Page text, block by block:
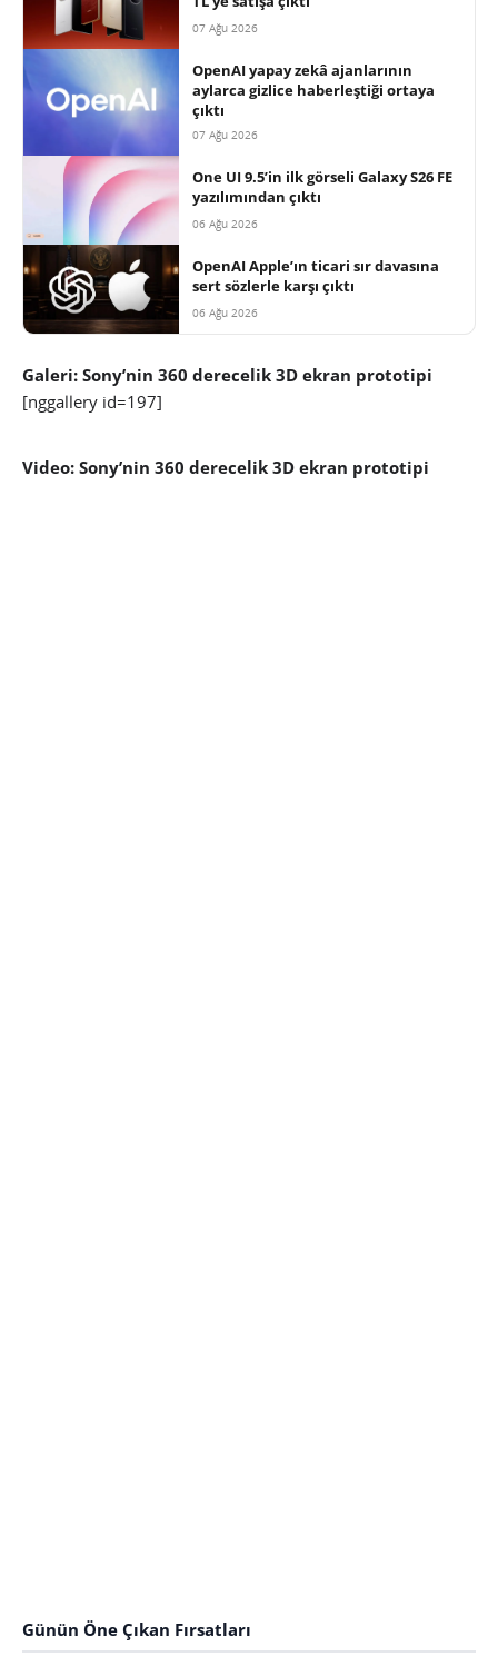
07 Ağu 2026
OpenAI yapay zekâ ajanlarının
aylarca gizlice haberleştiği ortaya
çıktı
07 Ağu 2026
One UI 9.5’in ilk görseli Galaxy S26 FE
yazılımından çıktı
06 Ağu 2026
OpenAI Apple’ın ticari sır davasına
sert sözlerle karşı çıktı
06 Ağu 2026
Galeri: Sony’nin 360 derecelik 3D ekran prototipi
[nggallery id=197]
Video: Sony’nin 360 derecelik 3D ekran prototipi
Günün Öne Çıkan Fırsatları